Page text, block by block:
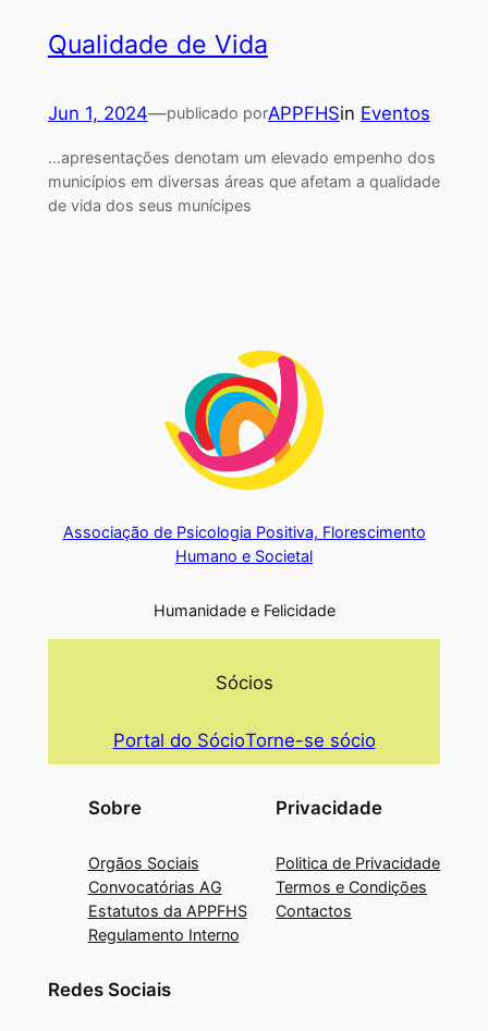
Qualidade de Vida
Jun 1, 2024—publicado porAPPFHSin Eventos
…apresentações denotam um elevado empenho dos
municípios em diversas áreas que afetam a qualidade
de vida dos seus munícipes
Associação de Psicologia Positiva, Florescimento
Humano e Societal
Humanidade e Felicidade
Sócios
Portal do SócioTorne-se sócio
Sobre
Orgãos Sociais
Convocatórias AG
Estatutos da APPFHS
Regulamento Interno
Privacidade
Politica de Privacidade
Termos e Condições
Contactos
Redes Sociais